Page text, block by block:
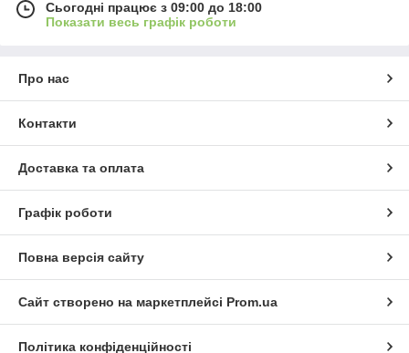
Сьогодні працює з 09:00 до 18:00
Показати весь графік роботи
Про нас
Контакти
Доставка та оплата
Графік роботи
Повна версія сайту
Сайт створено на маркетплейсі Prom.ua
Політика конфіденційності